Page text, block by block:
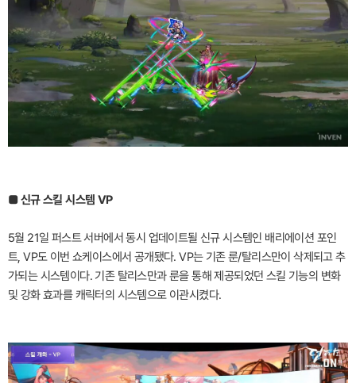
■ 신규 스킬 시스템 VP
5월 21일 퍼스트 서버에서 동시 업데이트될 신규 시스템인 배리에이션 포인
트, VP도 이번 쇼케이스에서 공개됐다. VP는 기존 룬/탈리스만이 삭제되고 추
가되는 시스템이다. 기존 탈리스만과 룬을 통해 제공되었던 스킬 기능의 변화
및 강화 효과를 캐릭터의 시스템으로 이관시켰다.